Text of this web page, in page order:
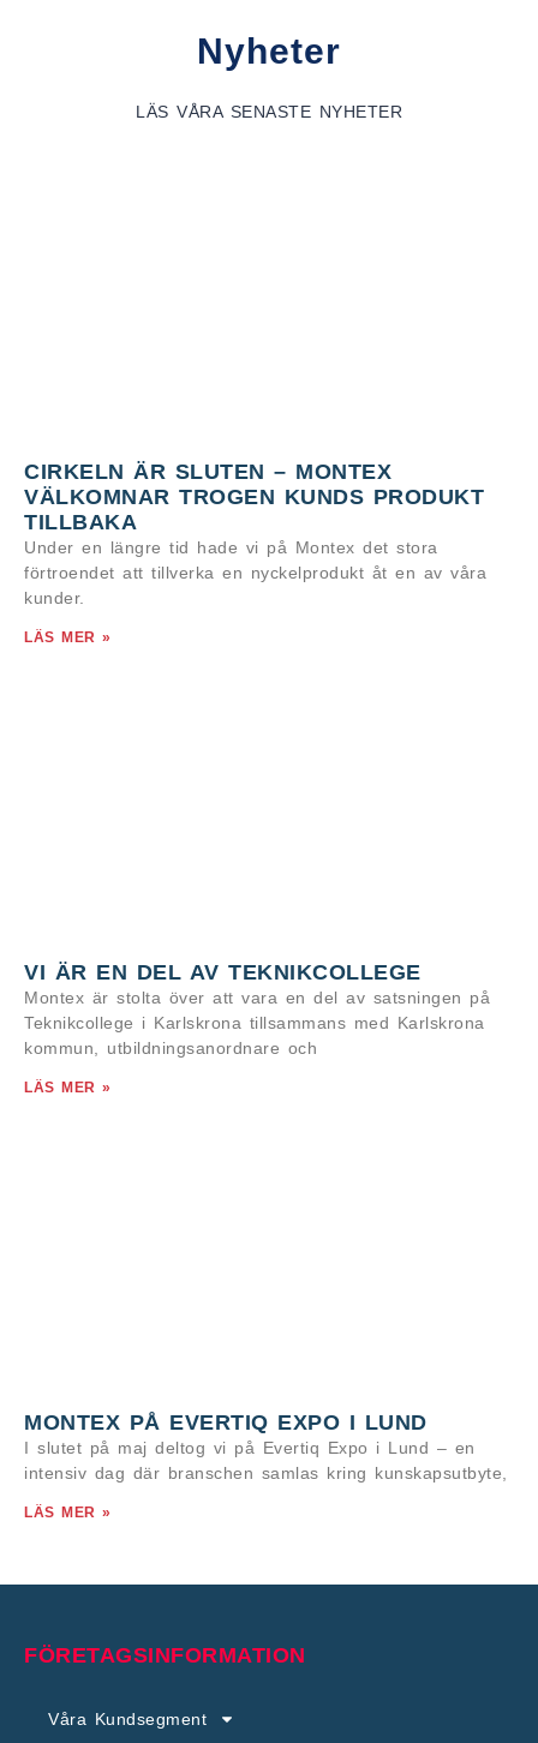
Nyheter
LÄS VÅRA SENASTE NYHETER
CIRKELN ÄR SLUTEN – MONTEX
VÄLKOMNAR TROGEN KUNDS PRODUKT
TILLBAKA
Under en längre tid hade vi på Montex det stora
förtroendet att tillverka en nyckelprodukt åt en av våra
kunder.
LÄS MER »
VI ÄR EN DEL AV TEKNIKCOLLEGE
Montex är stolta över att vara en del av satsningen på
Teknikcollege i Karlskrona tillsammans med Karlskrona
kommun, utbildningsanordnare och
LÄS MER »
MONTEX PÅ EVERTIQ EXPO I LUND
I slutet på maj deltog vi på Evertiq Expo i Lund – en
intensiv dag där branschen samlas kring kunskapsutbyte,
LÄS MER »
FÖRETAGSINFORMATION
Våra Kundsegment